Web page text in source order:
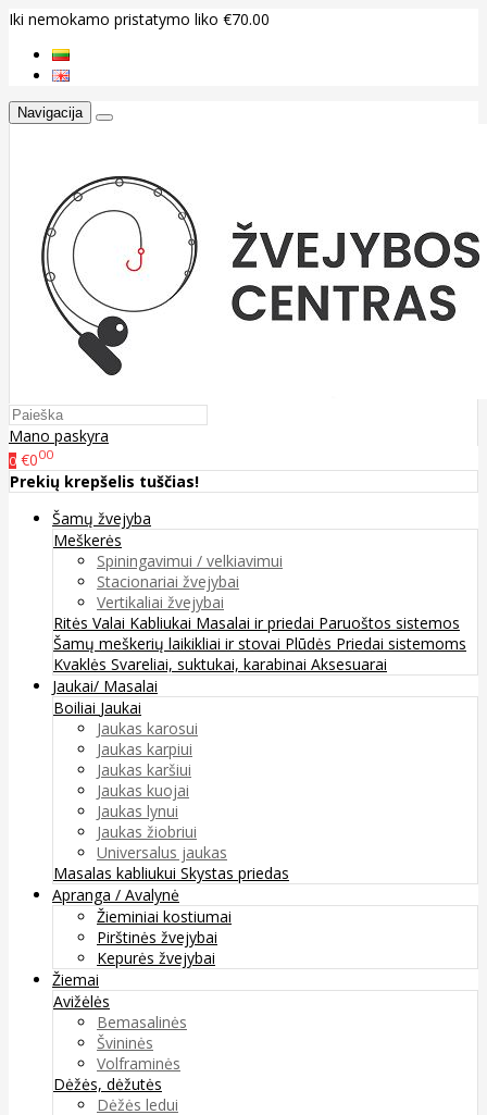
Iki nemokamo pristatymo liko €70.00
Navigacija
Mano paskyra
0 €000
Prekių krepšelis tuščias!
Šamų žvejyba
Meškerės
Spiningavimui / velkiavimui
Stacionariai žvejybai
Vertikaliai žvejybai
Ritės Valai Kabliukai Masalai ir priedai Paruoštos sistemos
Šamų meškerių laikikliai ir stovai Plūdės Priedai sistemoms
Kvaklės Svareliai, suktukai, karabinai Aksesuarai
Jaukai/ Masalai
Boiliai Jaukai
Jaukas karosui
Jaukas karpiui
Jaukas karšiui
Jaukas kuojai
Jaukas lynui
Jaukas žiobriui
Universalus jaukas
Masalas kabliukui Skystas priedas
Apranga / Avalynė
Žieminiai kostiumai
Pirštinės žvejybai
Kepurės žvejybai
Žiemai
Avižėlės
Bemasalinės
Švininės
Volframinės
Dėžės, dėžutės
Dėžės ledui